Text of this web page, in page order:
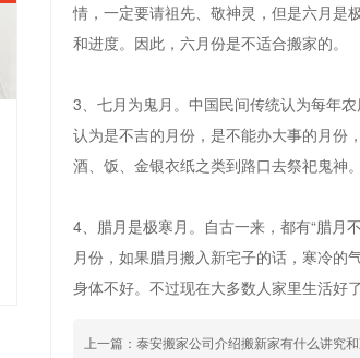
情，一定要请祖先、敬神灵，但是六月是
和进度。因此，六月份是不适合搬家的。
3、七月为鬼月。中国民间传统认为每年
认为是不吉的月份，是不能办大事的月份
酒、饭、金银衣纸之类到路口去祭祀鬼神。
4、腊月是极寒月。自古一来，都有“腊月
月份，如果腊月搬入新宅子的话，寒冷的
身体不好。不过现在大多数人家里生活好
上一篇： 泰安搬家公司介绍搬新家有什么讲究